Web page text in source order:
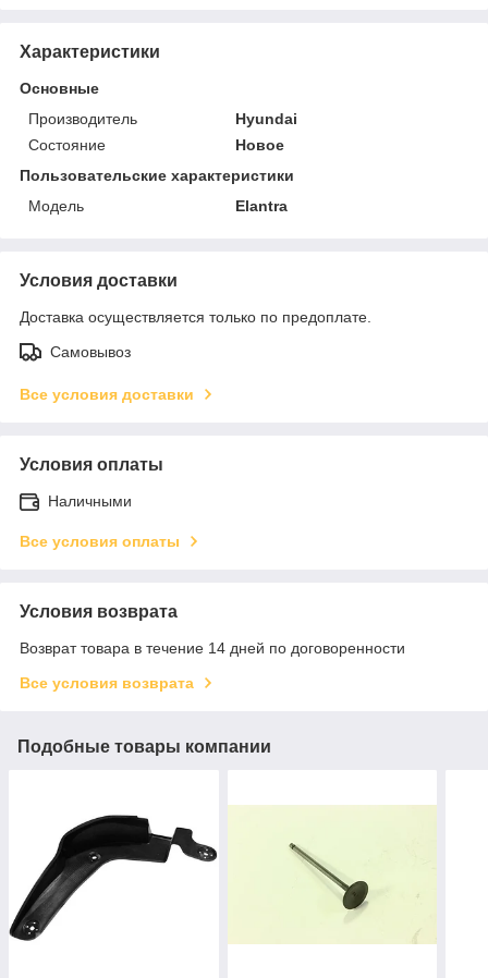
Характеристики
Основные
Производитель
Hyundai
Состояние
Новое
Пользовательские характеристики
Модель
Elantra
Условия доставки
Доставка осуществляется только по предоплате.
Самовывоз
Все условия доставки
Условия оплаты
Наличными
Все условия оплаты
Условия возврата
Возврат товара в течение 14 дней по договоренности
Все условия возврата
Подобные товары компании